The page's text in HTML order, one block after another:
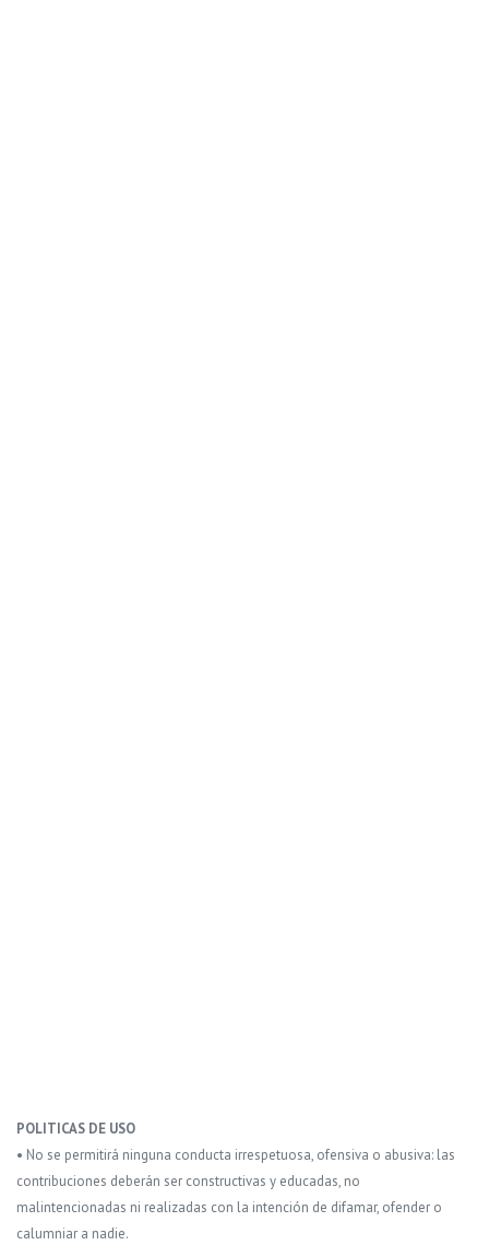
POLITICAS DE USO
• No se permitirá ninguna conducta irrespetuosa, ofensiva o abusiva: las
contribuciones deberán ser constructivas y educadas, no
malintencionadas ni realizadas con la intención de difamar, ofender o
calumniar a nadie.